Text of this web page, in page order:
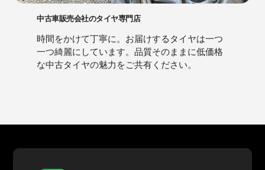
中古車販売会社のタイヤ専門店
時間をかけて丁寧に。お届けするタイヤは一つ
一つ綺麗にしています。品質そのままに低価格
な中古タイヤの魅力をご共有ください。